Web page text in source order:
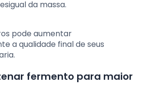
da massa.
pode aumentar
a qualidade final de seus
fermento para maior